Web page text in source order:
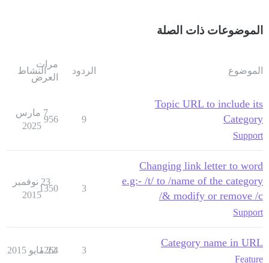
الموضوعات ذات الصلة
الموضوع الردود
مرات
العرض
النشاط
Topic URL to include its
Category
Support
9
956
7 مارس
2025
Changing link letter to word
e.g:- /t/ to /name of the category
& modify or remove /c/
Support
3
1350
23 نوفمبر
2015
Category name in URL
Feature
3
1264
22 مايو 2015